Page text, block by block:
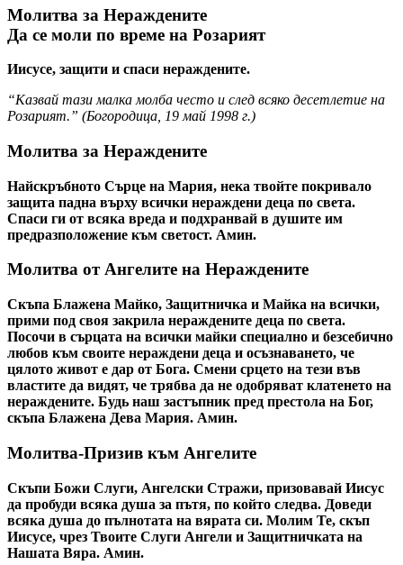
Молитва за Нераждените
Да се моли по време на Розарият
Иисусе, защити и спаси нераждените.
“Казвай тази малка молба често и след всяко десетлетие на
Розарият.” (Богородица 19 май 1998 г.)
Молитва за Нераждените
Найскръбното Сърце на Мария, нека твойте покривало
защита падна върху всички нераждени деца по света.
Спаси ги от всяка вреда и подхранвай в душите им
предразположение към светост. Амин.
Молитва от Ангелите на Нераждените
Скъпа Блажена Майко, Защитничка и Майка на всички,
прими под своя закрила нераждените деца по света.
Посочи в сърцата на всички майки специално и безсебично
любов към своите нераждени деца и осъзнаването, че
цялото живот е дар от Бога. Смени срцето на тези във
властите да видят, че трябва да не одобряват клатенето на
нераждените. Будь наш застъпник пред престола на Бог,
скъпа Блажена Дева Мария. Амин.
Молитва-Призив към Ангелите
Скъпи Божи Слуги, Ангелски Стражи, призовавай Иисус
да пробуди всяка душа за пътя, по който следва. Доведи
всяка душа до пълнотата на вярата си. Молим Те, скъп
Иисусе, чрез Твоите Слуги Ангели и Защитничката на
Нашата Вяра. Амин.